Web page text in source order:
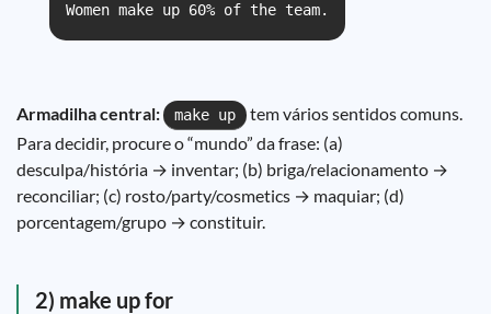
Women make up 60% of the team.
Armadilha central: make up
tem vários sentidos comuns.
Para decidir, procure o “mundo” da frase: (a)
desculpa/história → inventar; (b) briga/relacionamento →
reconciliar; (c) rosto/party/cosmetics → maquiar; (d)
porcentagem/grupo → constituir.
2) make up for